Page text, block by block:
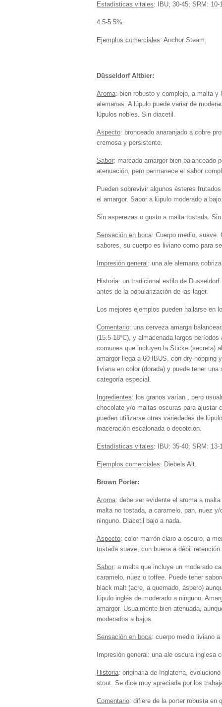
Estadísticas vitales: IBU; 30-45; SRM: 10-
4.5-5.5%.
Ejemplos comerciales: Anchor Steam.
Düsseldorf Altbier:
Aroma: bien robusto y complejo, a malta y
alemanas. A lúpulo puede variar de
lúpulos nobles. Sin diacetil.
Aspecto: bronceado anaranjado a cobre
cremosa y persistente.
Sabor: marcado amargor bien balanceado
atenuación, pero permanece el sabor
Pueden sobrevivir algunos ésteres
el amargor. Sabor a lúpulo moderado a
Sin asperezas o gusto a malta tostada.
Sensación en boca: Cuerpo medio, suave.
sabores, su cuerpo es liviano como para
Impresión general : una ale alemana
Historia: un tradicional estilo de
antes de la popularización de las lager.
Los mejores ejemplos pueden hallarse en
Comentario: una cerveza amarga
(15.5-18ºC), y almacenada largos
comunes que incluyen la Sticke (secreta)
amargor llega a 60 IBUS, con dry-hopping
liviana en color (dorada) y puede tener
categoría especial.
Ingredientes: los granos varían , pero
chocolate y/o maltas oscuras para ajustar
pueden utilizarse otras variedades de
maceración escalonada o decotcion.
Estadísticas vitales: IBU: 35-40; SRM: 13-
Ejemplos comerciales: Diebels Alt.
Brown Porter:
Aroma: debe ser evidente el aroma a
malta no tostada, a caramelo, pan, nuez
ninguno. Diacetil bajo a nada.
Aspecto: color marrón claro a oscuro, a
tostada suave, con buena a débil retención.
Sabor: a malta que incluye un moderado
caramelo, nuez o toffee. Puede tener
black malt (acre, a quemado, áspero)
lúpulo inglés de moderado a ninguno.
amargor. Usualmente bien atenuada,
moderados a bajos.
Sensación en boca: cuerpo medio liviano
Impresión general: una ale oscura
Historia: originaria de Inglaterra,
stout. Se dice muy apreciada por los
Comentario: difiere de la porter robusta en